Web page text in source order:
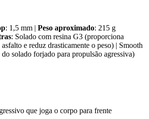
: 1,5 mm | Peso aproximado: 215 g
: Solado com resina G3 (proporciona
e reduz drasticamente o peso) | Smooth
solado forjado para propulsão agressiva)
que joga o corpo para frente